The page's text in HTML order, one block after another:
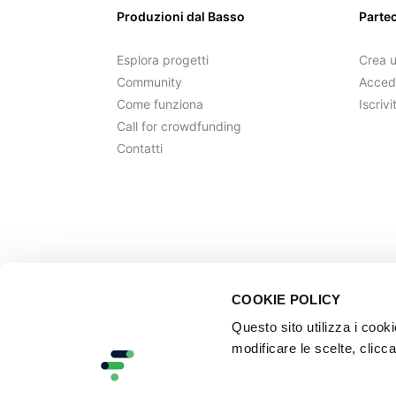
COOKIE POLICY
Questo sito utilizza i
modificare le scelte,
Produzioni dal Basso
Esplora progetti
Community
Come funziona
Call for crowdfunding
Contatti
Crea